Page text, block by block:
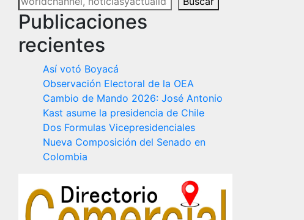
Publicaciones
recientes
Así votó Boyacá
Observación Electoral de la OEA
Cambio de Mando 2026: José Antonio
Kast asume la presidencia de Chile
Dos Formulas Vicepresidenciales
Nueva Composición del Senado en
Colombia